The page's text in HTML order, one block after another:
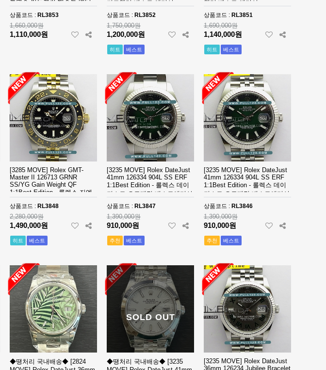
Tank (3) Tissot (3) Top Time (5)
Transocean (3) Tudor (86) Twenty~4 (3)
Yach-Master II (15) Zenith (14)
상품코드 : RL3853
1,660,000원
1,110,000원
씨드웰러 베스트 에디션
상품코드 : RL3852
1,750,000원
1,200,000원
히트 베스트
웰러 베스트 에디션
상품코드 : RL3851
1,690,000원
1,140,000원
히트 베스트
[3285 MOVE] Rolex GMT-
Master II 126713 GRNR
SS/YG Gain Weight QF
1:1Best Edition - 롤렉스 지엠
상품코드 : RL3848
2,280,000원
1,490,000원
히트 베스트
[3235 MOVE] Rolex DateJust
41mm 126334 904L SS ERF
1:1Best Edition - 롤렉스 데이
져스트 오토매틱 베스트에디션
상품코드 : RL3847
1,390,000원
910,000원
추천 베스트
[3235 MOVE] Rolex DateJust
41mm 126334 904L SS ERF
1:1Best Edition - 롤렉스 데이
져스트 오토매틱 베스트에디션
상품코드 : RL3846
1,390,000원
910,000원
추천 베스트
◆땡처리 국내배송◆ [2824
SOLD OUT
◆땡처리 국내배송◆ [3235
[3235 MOVE] Rolex DateJust
36mm 126234 Jubilee Bracelet